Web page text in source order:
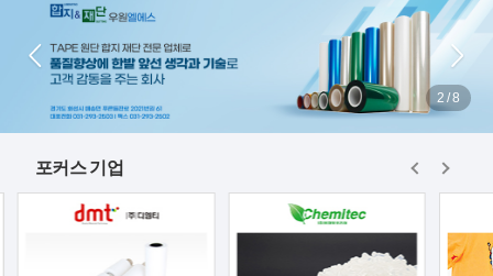
2 /8
포커스 기업
진행중
진행중 중고 콤마 코팅 및 리버스 코팅기 매각
재고